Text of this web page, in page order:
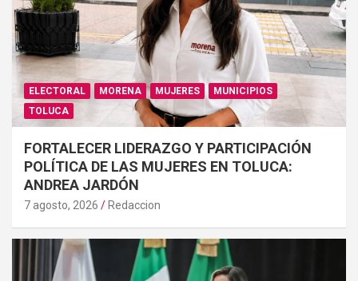
ELECTORAL MORENA MUJERES
MUNICIPIOS
TOLUCA
FORTALECER LIDERAZGO Y PARTICIPACIÓN
POLÍTICA DE LAS MUJERES EN TOLUCA:
ANDREA JARDÓN
7 agosto, 2026 Redaccion